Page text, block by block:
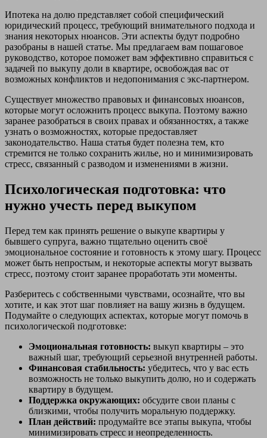
Ипотека на долю представляет собой специфический
юридический процесс, требующий внимательного подхода и
знания некоторых нюансов. Эти аспекты будут подробно
разобраны в нашей статье. Мы предлагаем вам пошаговое
руководство, которое поможет вам эффективно справиться с
задачей по выкупу доли в квартире, освобождая вас от
возможных конфликтов и недопонимания с экс-партнером.
Существует множество правовых и финансовых нюансов,
которые могут осложнить процесс выкупа. Поэтому важно
заранее разобраться в своих правах и обязанностях, а также
узнать о возможностях, которые предоставляет
законодательство. Наша статья будет полезна тем, кто
стремится не только сохранить жилье, но и минимизировать
стресс, связанный с разводом и изменениями в жизни.
Психологическая подготовка: что
нужно учесть перед выкупом
Перед тем как принять решение о выкупе квартиры у
бывшего супруга, важно тщательно оценить своё
эмоциональное состояние и готовность к этому шагу. Процесс
может быть непростым, и некоторые аспекты могут вызвать
стресс, поэтому стоит заранее проработать эти моменты.
Разберитесь с собственными чувствами, осознайте, что вы
хотите, и как этот шаг повлияет на вашу жизнь в будущем.
Подумайте о следующих аспектах, которые могут помочь в
психологической подготовке:
Эмоциональная готовность: выкуп квартиры – это
важный шаг, требующий серьезной внутренней работы.
Финансовая стабильность: убедитесь, что у вас есть
возможность не только выкупить долю, но и содержать
квартиру в будущем.
Поддержка окружающих: обсудите свои планы с
близкими, чтобы получить моральную поддержку.
План действий: продумайте все этапы выкупа, чтобы
минимизировать стресс и неопределенность.